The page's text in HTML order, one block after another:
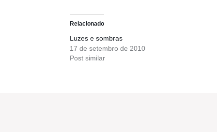
Relacionado
Luzes e sombras
17 de setembro de 2010
Post similar